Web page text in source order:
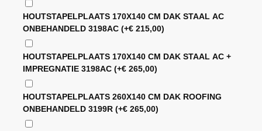
HOUTSTAPELPLAATS 170X140 CM DAK STAAL AC
ONBEHANDELD 3198AC(+€ 215,00)
HOUTSTAPELPLAATS 170X140 CM DAK STAAL AC +
IMPREGNATIE 3198AC(+€ 265,00)
HOUTSTAPELPLAATS 260X140 CM DAK ROOFING
ONBEHANDELD 3199R(+€ 265,00)